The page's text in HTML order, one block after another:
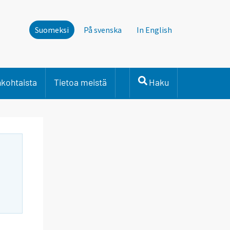
Suomeksi På svenska In English
Tietoa meistä Haku